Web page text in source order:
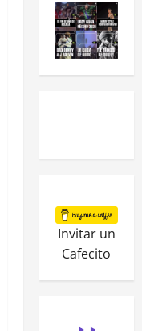
Invitar un
Cafecito